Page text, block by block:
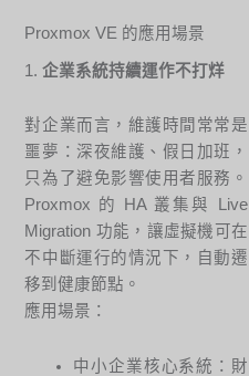
Proxmox VE 的應用場景
1.企業系統持續運作不打烊
對企業而言，維護時間常常是
噩夢：深夜維護、假日加班，
只為了避免影響使用者服務。
Proxmox 的 HA 叢集與 Live
Migration 功能，讓虛擬機可在
不中斷運行的情況下，自動遷
移到健康節點。
應用場景：
中小企業核心系統：財